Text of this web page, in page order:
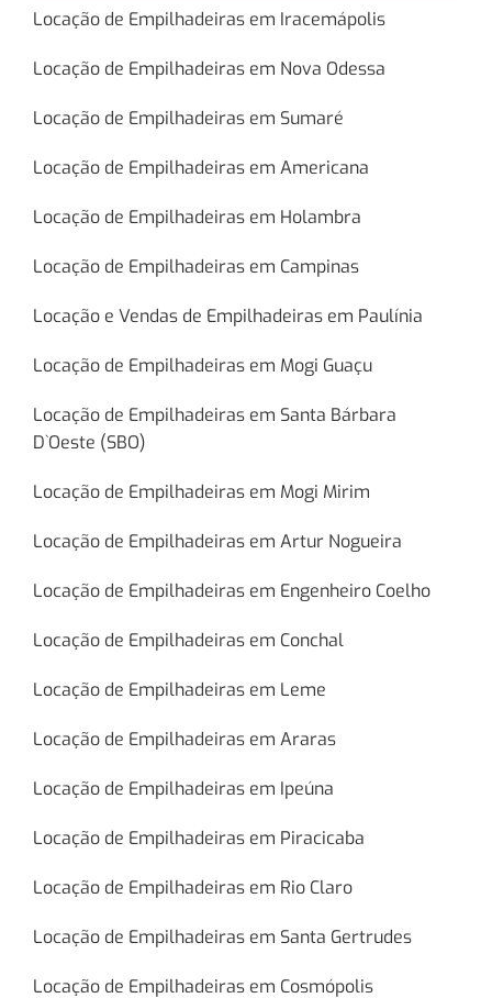
Locação de Empilhadeiras em Iracemápolis
Locação de Empilhadeiras em Nova Odessa
Locação de Empilhadeiras em Sumaré
Locação de Empilhadeiras em Americana
Locação de Empilhadeiras em Holambra
Locação de Empilhadeiras em Campinas
Locação e Vendas de Empilhadeiras em Paulínia
Locação de Empilhadeiras em Mogi Guaçu
Locação de Empilhadeiras em Santa Bárbara
D`Oeste (SBO)
Locação de Empilhadeiras em Mogi Mirim
Locação de Empilhadeiras em Artur Nogueira
Locação de Empilhadeiras em Engenheiro Coelho
Locação de Empilhadeiras em Conchal
Locação de Empilhadeiras em Leme
Locação de Empilhadeiras em Araras
Locação de Empilhadeiras em Ipeúna
Locação de Empilhadeiras em Piracicaba
Locação de Empilhadeiras em Rio Claro
Locação de Empilhadeiras em Santa Gertrudes
Locação de Empilhadeiras em Cosmópolis